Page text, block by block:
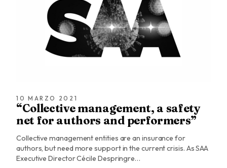
10 MARZO 2021
“Collective management, a safety
net for authors and performers”
Collective management entities are an insurance for
authors, but need more support in the current crisis. As SAA
Executive Director Cécile Despringre…